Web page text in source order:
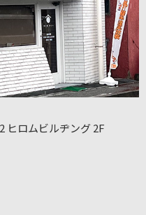
ヒロムビルヂング 2F